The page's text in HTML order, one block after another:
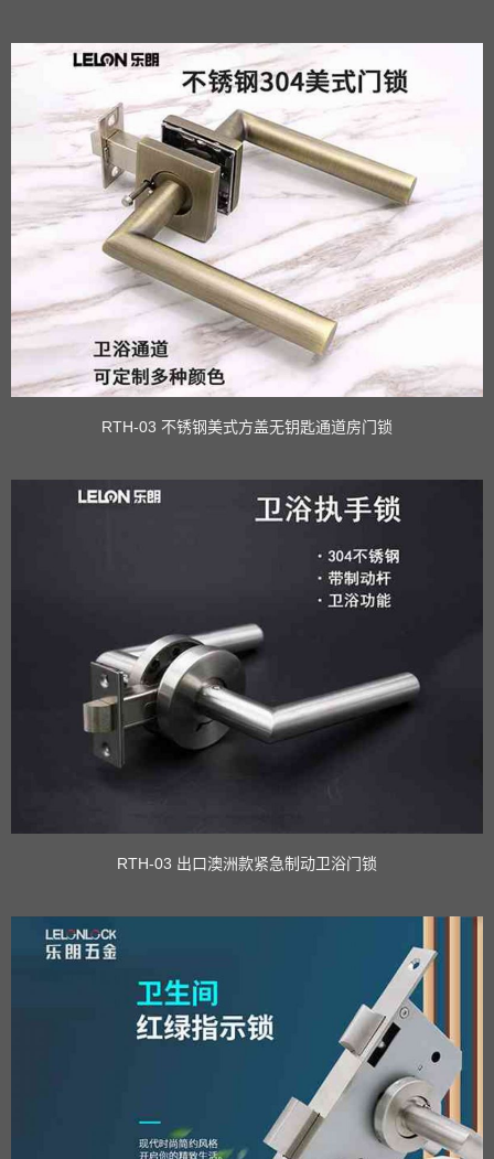
RTH-03 不锈钢美式方盖无钥匙通道房门锁
RTH-03 出口澳洲款紧急制动卫浴门锁